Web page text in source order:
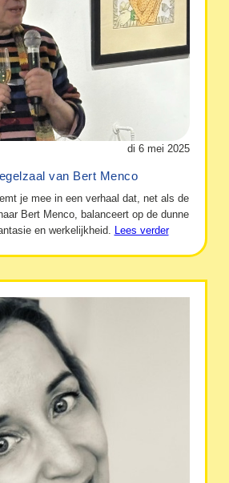
di 6 mei 2025
van Bert Menco
je mee in een verhaal dat, net als de
Bert Menco, balanceert op de dunne
en werkelijkheid. Lees verder